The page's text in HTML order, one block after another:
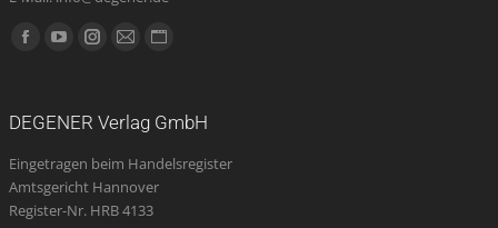
Finden Sie uns auf:
Facebook
new
window
YouTube
new
window
Instagram
new
window
E-
opens
in
new
Website
new
DEGENER Verlag GmbH
Eingetragen beim Handelsregister
Amtsgericht Hannover
Register-Nr. HRB 4133